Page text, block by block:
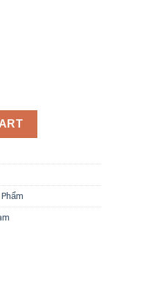
Tone Up Cream 3g quantity